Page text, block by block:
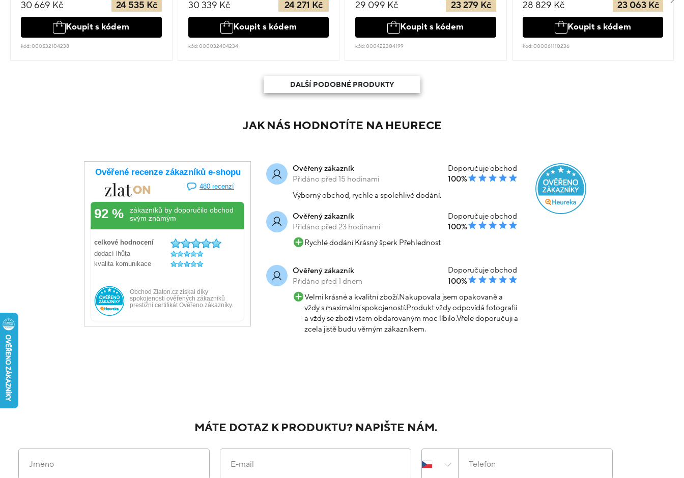
30 669 Kč 24 535 Kč
Koupit s kódem
kód: 000532104238
30 339 Kč 24 271 Kč
Koupit s kódem
kód: 000032404234
29 099 Kč 23 279 Kč
Koupit s kódem
kód: 000422304199
28 829 Kč 23 063 Kč
Koupit s kódem
kód: 000061110236
DALŠÍ PODOBNÉ PRODUKTY
JAK NÁS HODNOTÍTE NA HEURECE
Ověřený zákazník
Přidáno před 15 hodinami
Doporučuje obchod
100%
Výborný obchod, rychle a spolehlivě dodání.
Ověřený zákazník
Přidáno před 23 hodinami
Doporučuje obchod
100%
Rychlé dodání Krásný šperk Přehlednost
Ověřený zákazník
Přidáno před 1 dnem
Doporučuje obchod
100%
Velmi krásné a kvalitní zboží.Nakupovala jsem opakovaně a
vždy s maximální spokojeností.Produkt vždy odpovídá fotografii
a vždy se zboží všem obdarovaným moc líbilo.Vřele doporučuji a
zcela jistě budu věrným zákazníkem.
MÁTE DOTAZ K PRODUKTU? NAPIŠTE NÁM.
Jméno E-mail Telefon